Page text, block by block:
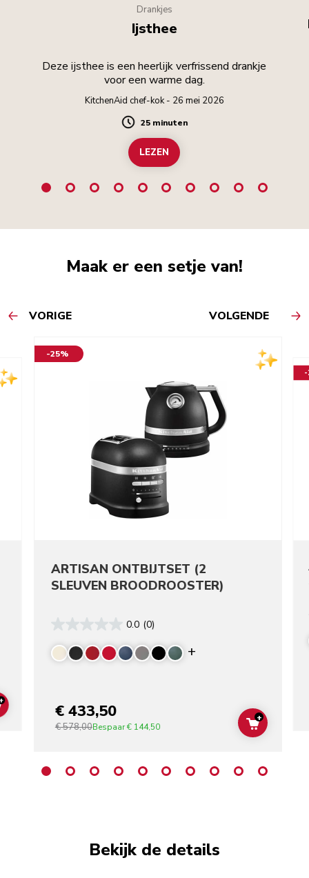
Drankjes
Ijsthee
Deze ijsthee is een heerlijk verfrissend drankje
voor een warme dag.
KitchenAid chef-kok - 26 mei 2026
Duration
25 minuten
LEZEN
Maak er een setje van!
VORIGE VOLGENDE
ADD TO CART
-25%
ARTISAN ONTBIJTSET (2
SLEUVEN BROODROOSTER)
0.0 (0)
Display more
€ 433,50
€ 578,00Bespaar€ 144,50 ADD TO
+
-
Bekijk de details